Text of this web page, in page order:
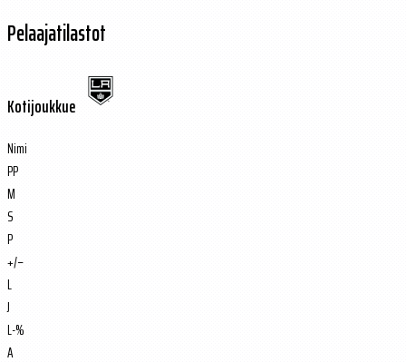
Pelaajatilastot
Kotijoukkue
Nimi
PP
M
S
P
+/−
L
J
L-%
A